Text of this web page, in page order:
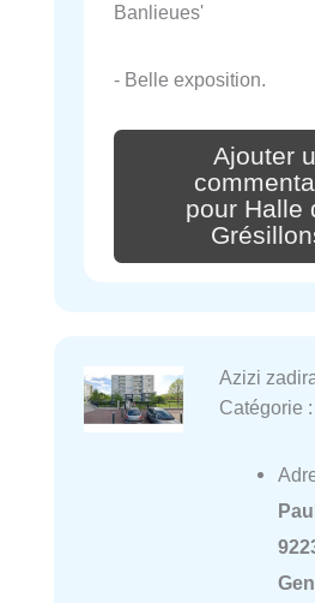
Banlieues'
- Belle exposition.
Ajouter
pour Halle
Azizi
Catégorie :